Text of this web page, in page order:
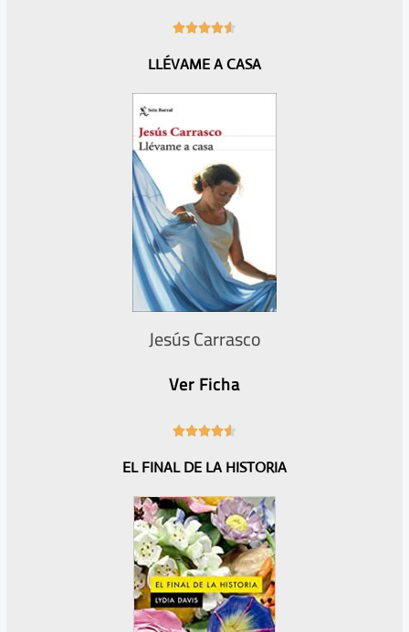

6
LLÉVAME A CASA
Jesús Carrasco
Ver Ficha

6
5
EL FINAL DE LA HISTORIA